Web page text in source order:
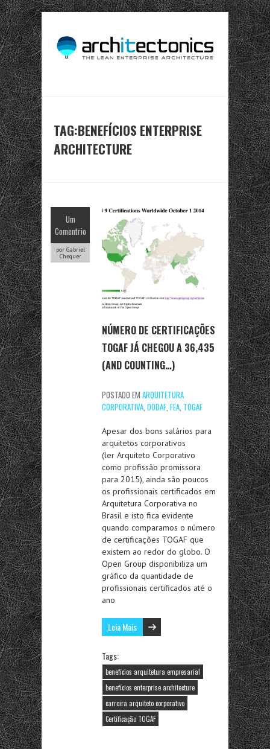
TAG:BENEFÍCIOS ENTERPRISE
ARCHITECTURE
Um
Comentrio
por Gabriel
Chequer
NÚMERO DE CERTIFICAÇÕES
TOGAF JÁ CHEGOU A 36,435
(AND COUNTING…)
POSTADO EM ARQUITETURA
CORPORATIVA, DODAF, FEA, TOGAF
Apesar dos bons salários para
arquitetos corporativos
(ler Arquiteto Corporativo
como profissão promissora
para 2015), ainda são poucos
os profissionais certificados em
Arquitetura Corporativa no
Brasil e isto fica evidente
quando comparamos o número
de certificações TOGAF que
existem ao redor do globo. O
Open Group disponibiliza um
gráfico da quantidade de
profissionais certificados até o
ano
Leia Mais
Tags:
benefícios arquitetura empresarial
benefícios enterprise architecture
carreira arquiteto corporativo
Certificação TOGAF